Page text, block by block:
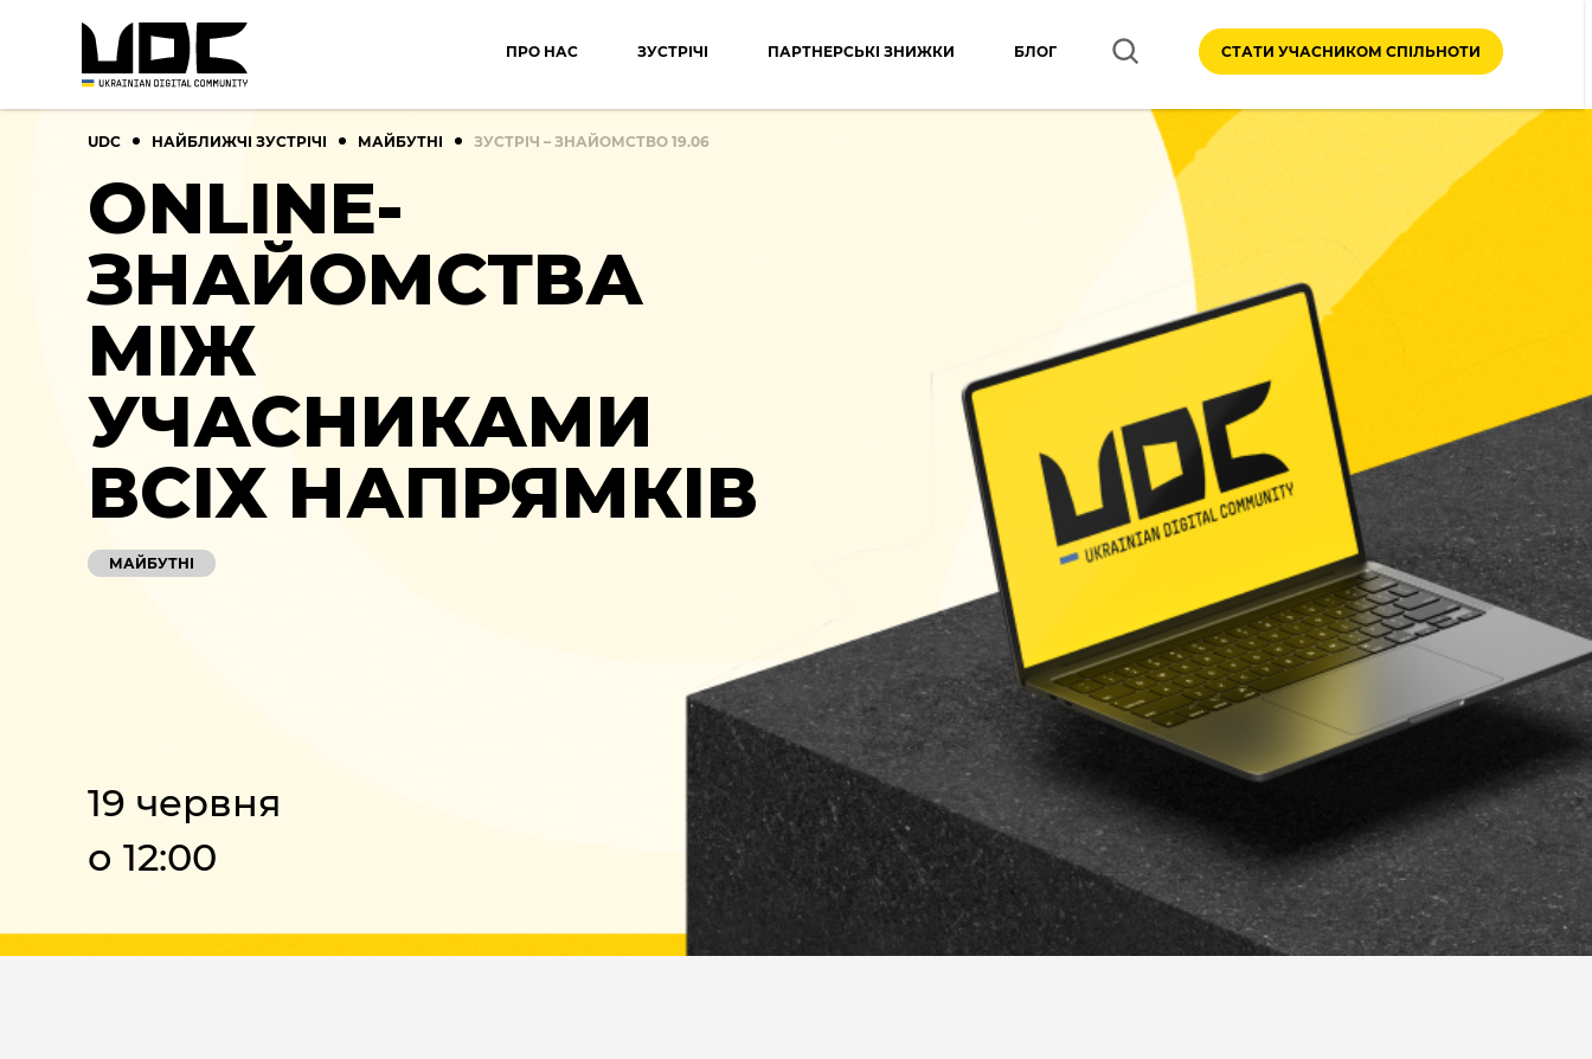
ПРО НАС ЗУСТРІЧІ ПАРТНЕРСЬКІ ЗНИЖКИ БЛОГ СТАТИ УЧАСНИКОМ СПІЛЬНОТИ
UDC НАЙБЛИЖЧІ ЗУСТРІЧІ МАЙБУТНІ ЗУСТРІЧ – ЗНАЙОМСТВО 19.06
ONLINE-
ЗНАЙОМСТВА
МІЖ
УЧАСНИКАМИ
ВСІХ НАПРЯМКІВ
МАЙБУТНІ
19 червня
о 12:00